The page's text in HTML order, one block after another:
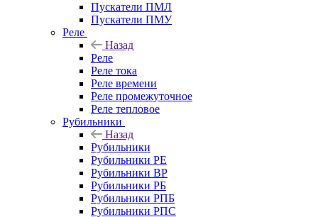
Пускатели ПМЛ
Пускатели ПМУ
Реле
Назад
Реле
Реле тока
Реле времени
Реле промежуточное
Реле тепловое
Рубильники
Назад
Рубильники
Рубильники РЕ
Рубильники ВР
Рубильники РБ
Рубильники РПБ
Рубильники РПС